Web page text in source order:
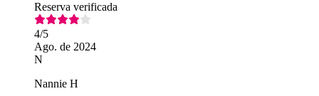
Reserva verificada
4/5
Ago. de 2024
N
Nannie H